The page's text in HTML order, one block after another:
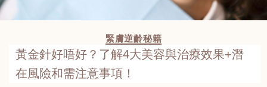
緊膚逆齡秘籍
黃金針好唔好？了解4大美容與治療效果+潛
在風險和需注意事項！